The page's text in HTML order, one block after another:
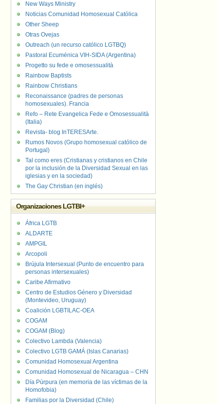
New Ways Ministry
Noticias Comunidad Homosexual Católica
Other Sheep
Otras Ovejas
Outreach (un recurso católico LGTBQ)
Pastoral Ecuménica VIH-SIDA (Argentina)
Progetto su fede e omosessualità
Rainbow Baptists
Rainbow Christians
Reconaissance (padres de personas
homosexuales). Francia
Refo – Rete Evangelica Fede e Omosessualità
(Italia)
Revista- blog InTERESArte.
Rumos Novos (Grupo homosexual católico de
Portugal)
Tal como eres (Cristianas y cristianos en Chile
por la inclusión de la Diversidad Sexual en las
iglesias y en la sociedad)
The Gay Christian (en inglés)
Organizaciones LGTBI+
África LGTB
ALDARTE
AMPGIL
Arcopoli
Brújula Intersexual (Punto de encuentro para
personas intersexuales)
Caribe Afirmativo
Centro de Estudios Género y Diversidad
(Montevideo, Uruguay)
Coalición LGBTILAC-OEA
COGAM
COGAM (Blog)
Colectivo Lambda (Valencia)
Colectivo LGTB GAMÁ (Islas Canarias)
Comunidad Homosexual Argentina
Comunidad Homosexual de Nicaragua – CHN
Día Púrpura (en memoria de las víctimas de la
Homofobia)
Familias por la Diversidad (Chile)